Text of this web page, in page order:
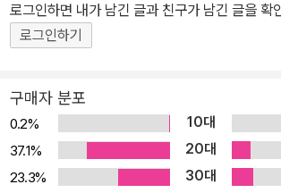
1. 본 교재 인강(교재 내 할인쿠폰 수록) 2. 공무
합격예측 온라인 모의고사(교재 내 응시권 및 해
로그인하면 내가 남긴 글과 친구가 남긴 글을 확
로그인하기
구매자 분포
0.2% 10대
37.1%
20대
23.3%
30대